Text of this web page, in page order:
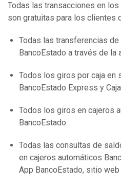
Todas las transacciones en
son gratuitas para los clientes
Todas las transferencias
BancoEstado a través de la
Todos los giros por caja en
BancoEstado Express y
Todos los giros en cajeros
BancoEstado.
Todas las consultas de
en cajeros automáticos
App BancoEstado, sitio web